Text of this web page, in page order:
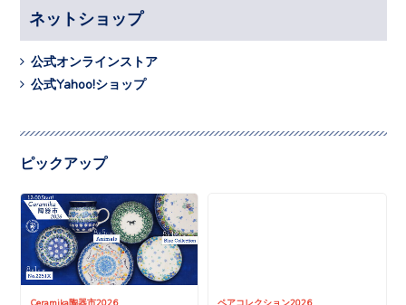
ネットショップ
公式オンラインストア
公式Yahoo!ショップ
ピックアップ
Ceramika陶器市2026 ペアコレクション2026